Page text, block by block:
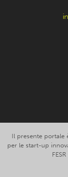
Il presente portale
per le start-up